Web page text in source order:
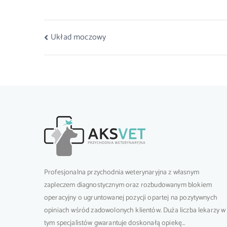
Układ moczowy
Profesjonalna przychodnia weterynaryjna z własnym
zapleczem diagnostycznym oraz rozbudowanym blokiem
operacyjny o ugruntowanej pozycji opartej na pozytywnych
opiniach wśród zadowolonych klientów. Duża liczba lekarzy w
tym specjalistów gwarantuje doskonałą opiekę…